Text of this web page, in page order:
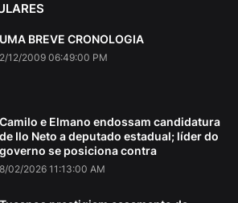
UMA BREVE CRONOLOGIA
2/12/2009 06:49:00 PM
Camilo e Elmano endossam candidatura
de Ilo Neto a deputado estadual; líder do
governo se posiciona contra
8/02/2026 11:13:00 AM